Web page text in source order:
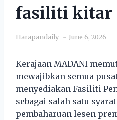
fasiliti kitar
Harapandaily June 6, 2026
Kerajaan MADANI
mewajibkan semua
menyediakan Fasiliti
sebagai salah satu
pembaharuan lesen